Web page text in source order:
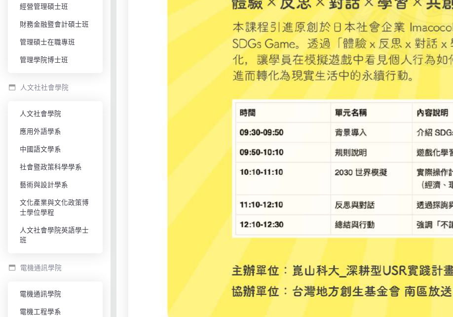
經營管理碩士班
財務金融暨會計碩士班
管理碩士在職專班
管理學院博士班
人文社社會學院
人文社會學院
應用外語學系
中國語文學系
社會暨政策科學學系
藝術與設計學系
文化產業與文化政策博
士學位學程
人文社會學院英語學士
班
電機通訊學院
電機通訊學院
電機工程學系